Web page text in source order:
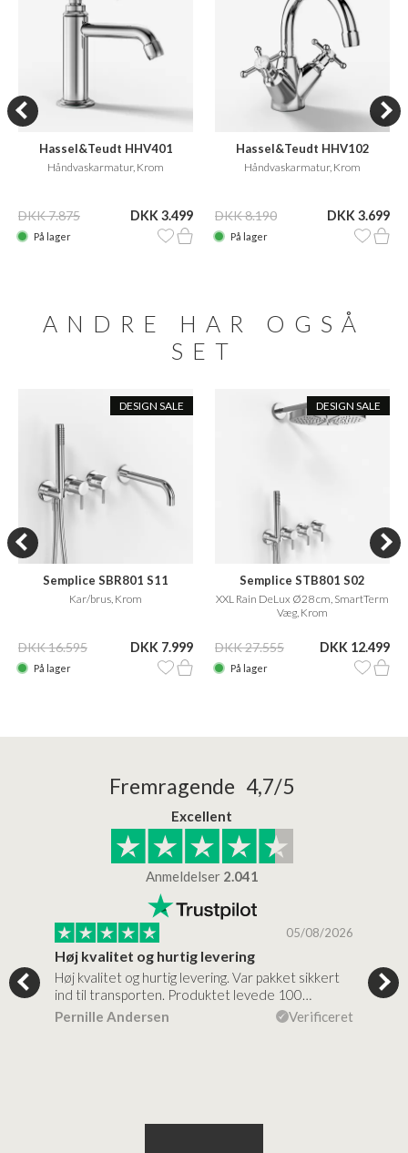
Hassel&Teudt HHV401
Håndvaskarmatur, Krom
DKK 7.875 DKK 3.499
På lager
Hassel&Teudt HHV102
Håndvaskarmatur, Krom
DKK 8.190 DKK 3.699
På lager
ANDRE HAR OGSÅ
SET
DESIGN SALE
Semplice SBR801 S11
Kar/brus, Krom
DKK 16.595 DKK 7.999
På lager
DESIGN SALE
Semplice STB801 S02
XXL Rain DeLux Ø28 cm, SmartTerm
Væg, Krom
DKK 27.555 DKK 12.499
På lager
Fremragende 4,7/5
Excellent
Anmeldelser 2.041
05/08/2026
Høj kvalitet og hurtig levering
Høj kvalitet og hurtig levering. Var pakket sikkert
ind til transporten. Produktet levede 100…
Pernille Andersen
Verificeret